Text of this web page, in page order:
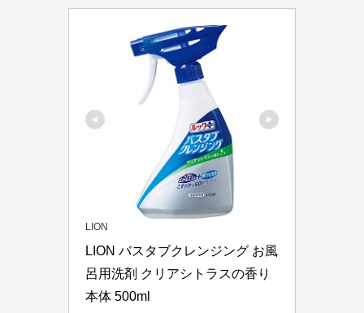
LION
LION バスタブクレンジング お風
呂用洗剤 クリアシトラスの香り
本体 500ml